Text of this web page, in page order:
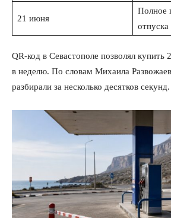
21 июня
Полное
QR-код в Севастополе позволял купить
в неделю. По словам Михаила
разбирали за несколько десятков секунд.